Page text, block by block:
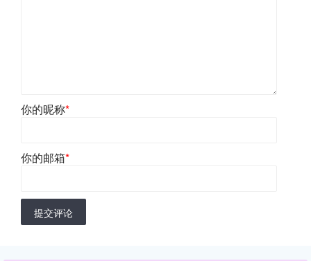
你的昵称*
你的邮箱*
提交评论